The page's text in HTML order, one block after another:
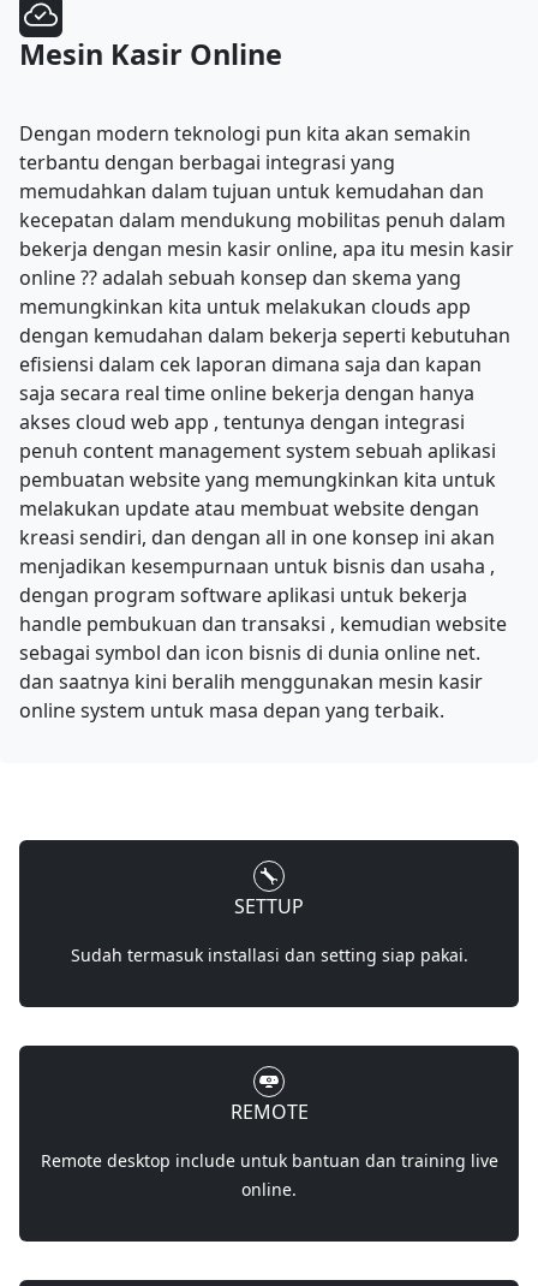
Mesin Kasir Online
Dengan modern teknologi pun kita akan semakin
terbantu dengan berbagai integrasi yang
memudahkan dalam tujuan untuk kemudahan dan
kecepatan dalam mendukung mobilitas penuh dalam
bekerja dengan mesin kasir online, apa itu mesin kasir
online ?? adalah sebuah konsep dan skema yang
memungkinkan kita untuk melakukan clouds app
dengan kemudahan dalam bekerja seperti kebutuhan
efisiensi dalam cek laporan dimana saja dan kapan
saja secara real time online bekerja dengan hanya
akses cloud web app , tentunya dengan integrasi
penuh content management system sebuah aplikasi
pembuatan website yang memungkinkan kita untuk
melakukan update atau membuat website dengan
kreasi sendiri, dan dengan all in one konsep ini akan
menjadikan kesempurnaan untuk bisnis dan usaha ,
dengan program software aplikasi untuk bekerja
handle pembukuan dan transaksi , kemudian website
sebagai symbol dan icon bisnis di dunia online net.
dan saatnya kini beralih menggunakan mesin kasir
online system untuk masa depan yang terbaik.
SETTUP
Sudah termasuk installasi dan setting siap pakai.
REMOTE
Remote desktop include untuk bantuan dan training live
online.